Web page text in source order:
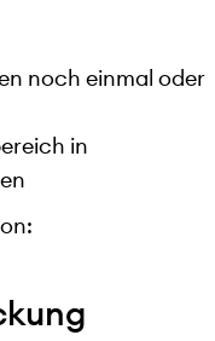
noch einmal oder
in